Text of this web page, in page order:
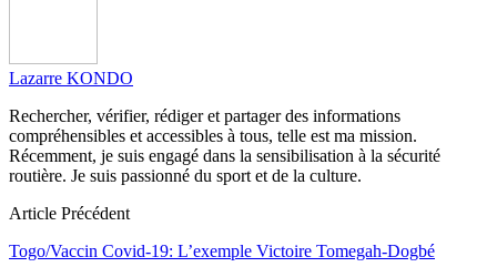
Lazarre KONDO
Rechercher, vérifier, rédiger et partager des informations
compréhensibles et accessibles à tous, telle est ma mission.
Récemment, je suis engagé dans la sensibilisation à la sécurité
routière. Je suis passionné du sport et de la culture.
Article Précédent
Togo/Vaccin Covid-19: L’exemple Victoire Tomegah-Dogbé